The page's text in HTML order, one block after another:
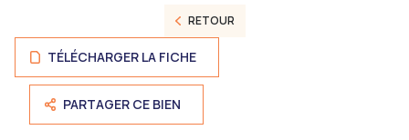
RETOUR
TÉLÉCHARGER LA FICHE
PARTAGER CE BIEN